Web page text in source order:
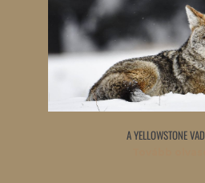
A YELLOWSTONE